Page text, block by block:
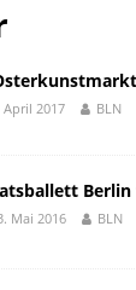
April 2017 BLN
Berlin
Mai 2016 BLN